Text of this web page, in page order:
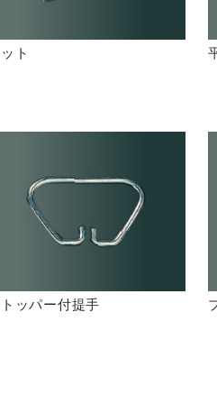
ト
ッパー付提手